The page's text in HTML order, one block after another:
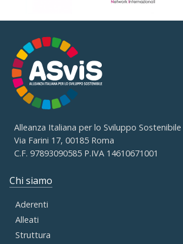
Alleanza Italiana per lo Sviluppo Sostenibile
Via Farini 17, 00185 Roma
C.F. 97893090585 P.IVA 14610671001
Chi siamo
Aderenti
Alleati
Struttura